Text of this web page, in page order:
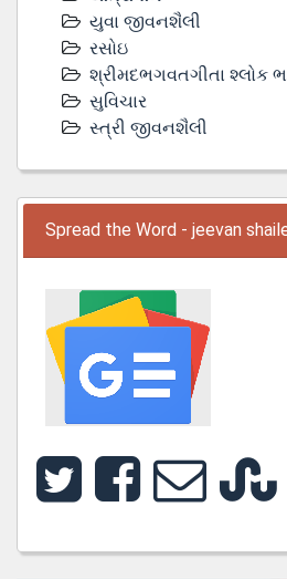
યુવા જીવનશૈલી
રસોઇ
શ્રીમદભગવતગીતા શ્લોક
સુવિચાર
સ્ત્રી જીવનશૈલી
Spread the Word - jeevan